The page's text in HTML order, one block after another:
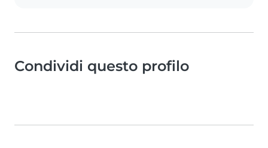
Condividi questo profilo